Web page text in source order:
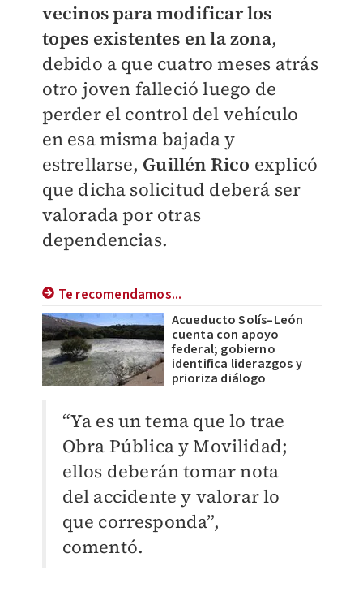
vecinos para modificar los
topes existentes en la zona,
debido a que cuatro meses atrás
otro joven falleció luego de
perder el control del vehículo
en esa misma bajada y
estrellarse, Guillén Rico explicó
que dicha solicitud deberá ser
valorada por otras
dependencias.
Te recomendamos...
Acueducto Solís–León
cuenta con apoyo
federal; gobierno
identifica liderazgos y
prioriza diálogo
“Ya es un tema que lo trae
Obra Pública y Movilidad;
ellos deberán tomar nota
del accidente y valorar lo
que corresponda”,
comentó.